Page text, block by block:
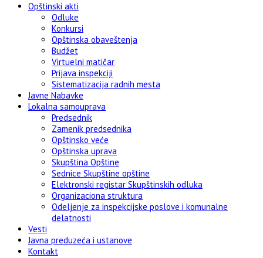
Opštinski akti
Odluke
Konkursi
Opštinska obaveštenja
Budžet
Virtuelni matičar
Prijava inspekciji
Sistematizacija radnih mesta
Javne Nabavke
Lokalna samouprava
Predsednik
Zamenik predsednika
Opštinsko veće
Opštinska uprava
Skupština Opštine
Sednice Skupštine opštine
Elektronski registar Skupštinskih odluka
Organizaciona struktura
Odeljenje za inspekcijske poslove i komunalne
delatnosti
Vesti
Javna preduzeća i ustanove
Kontakt